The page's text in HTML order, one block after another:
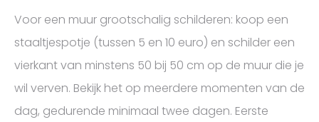
Voor een muur grootschalig schilderen: koop een
staaltjespotje (tussen 5 en 10 euro) en schilder een
vierkant van minstens 50 bij 50 cm op de muur die je
wil verven. Bekijk het op meerdere momenten van de
dag, gedurende minimaal twee dagen. Eerste